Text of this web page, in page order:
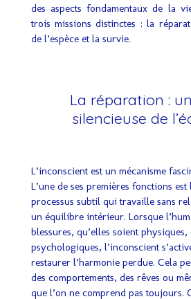
des aspects fondamentaux de la
trois missions distinctes : la
de l’espèce et la survie.
La réparation :
silencieuse de
L’inconscient est un mécanisme
L’une de ses premières fonctions
processus subtil qui travaille sans
un équilibre intérieur. Lorsque
blessures, qu’elles soient
psychologiques, l’inconscient
restaurer l’harmonie perdue. Cela
des comportements, des rêves ou
que l’on ne comprend pas toujours.